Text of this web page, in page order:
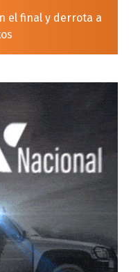
el final y derrota a